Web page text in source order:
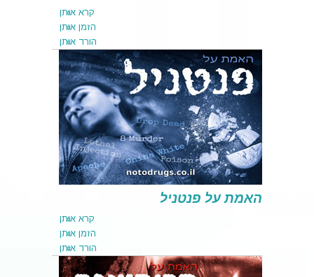
קרא אותן
הזמן אותן
הורד אותן
קרא אותן
הזמן אותן
הורד אותן
האמת על פנטניל
קרא אותן
קרא אותן
הזמן אותן
הורד אותן